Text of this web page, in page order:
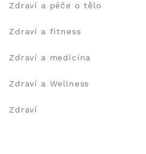
Zdraví a péče o tělo
Zdraví a fitness
Zdraví a medicína
Zdraví a Wellness
Zdraví